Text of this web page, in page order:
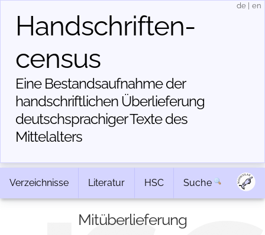
Handschriften­
census
Eine Bestandsaufnahme der
handschriftlichen Über­lieferung
deutschsprachiger Texte des
Mittelalters
de en
Verzeichnisse Literatur HSC Suche
Mitüberlieferung